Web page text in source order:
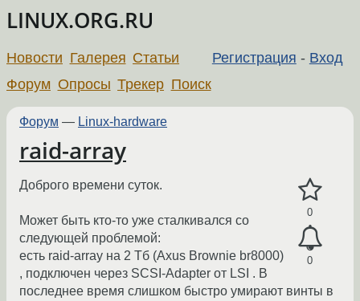
LINUX.ORG.RU
Регистрация - Вход
Новости Галерея Статьи
Форум Опросы Трекер Поиск
Форум — Linux-hardware
raid-array
0
0
Доброго времени суток.
Может быть кто-то уже сталкивался со
следующей проблемой:
есть raid-array на 2 Тб (Axus Brownie br8000)
, подключен через SCSI-Adapter от LSI . В
последнее время слишком быстро умирают винты в